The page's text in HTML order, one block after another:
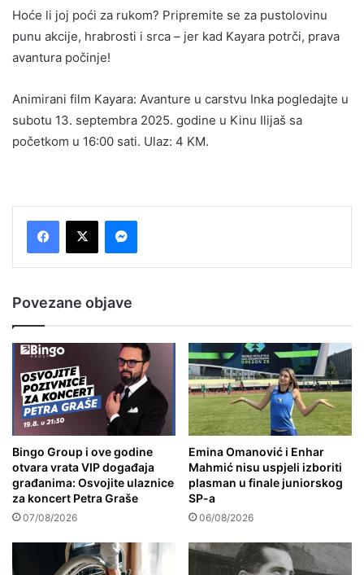
Hoće li joj poći za rukom? Pripremite se za pustolovinu
punu akcije, hrabrosti i srca – jer kad Kayara potrči, prava
avantura počinje!
Animirani film Kayara: Avanture u carstvu Inka pogledajte u
subotu 13. septembra 2025. godine u Kinu Ilijaš sa
početkom u 16:00 sati. Ulaz: 4 KM.
Povezane objave
Bingo Group i ove godine
otvara vrata VIP događaja
građanima: Osvojite ulaznice
za koncert Petra Graše
07/08/2026
Emina Omanović i Enhar
Mahmić nisu uspjeli izboriti
plasman u finale juniorskog
SP-a
06/08/2026